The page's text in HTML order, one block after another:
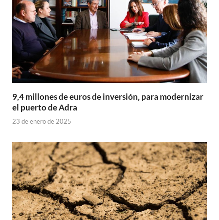
9,4 millones de euros de inversión, para modernizar
el puerto de Adra
23 de enero de 2025